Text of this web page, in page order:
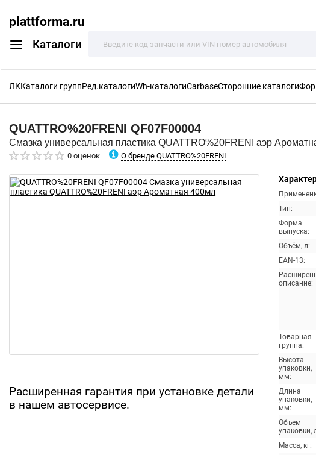
plattforma.ru
Каталоги
ЛККаталоги группРед.каталогиWh-каталогиCarbaseСторонние каталоги
QUATTRO%20FRENI QF07F00004
Смазка универсальная пластика QUATTRO%20FRENI аэр
0 оценок О бренде QUATTRO%20FRENI
Расширенная гарантия при установке детали
в нашем автосервисе.
Тип:
Форма
выпуска:
Объём, л:
EAN-13:
описание:
Товарная
группа:
Высота
упаковки,
мм:
Длина
упаковки,
мм:
Объем
упаковки,
Масса, кг: